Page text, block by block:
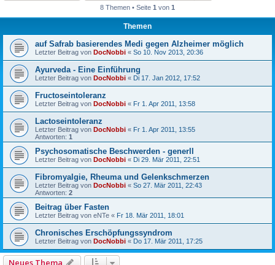
8 Themen • Seite 1 von 1
Themen
auf Safrab basierendes Medi gegen Alzheimer möglich
Letzter Beitrag von DocNobbi « So 10. Nov 2013, 20:36
Ayurveda - Eine Einführung
Letzter Beitrag von DocNobbi « Di 17. Jan 2012, 17:52
Fructoseintoleranz
Letzter Beitrag von DocNobbi « Fr 1. Apr 2011, 13:58
Lactoseintoleranz
Letzter Beitrag von DocNobbi « Fr 1. Apr 2011, 13:55
Antworten: 1
Psychosomatische Beschwerden - generll
Letzter Beitrag von DocNobbi « Di 29. Mär 2011, 22:51
Fibromyalgie, Rheuma und Gelenkschmerzen
Letzter Beitrag von DocNobbi « So 27. Mär 2011, 22:43
Antworten: 2
Beitrag über Fasten
Letzter Beitrag von eNTe « Fr 18. Mär 2011, 18:01
Chronisches Erschöpfungssyndrom
Letzter Beitrag von DocNobbi « Do 17. Mär 2011, 17:25
Neues Thema